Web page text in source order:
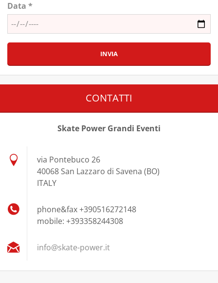
Data *
CONTATTI
Skate Power Grandi Eventi
via Pontebuco 26
40068 San Lazzaro di Savena (BO)
ITALY
phone&fax +390516272148
mobile: +393358244308
info@skate-power.it